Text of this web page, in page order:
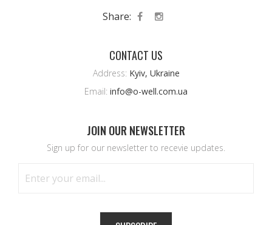
Share:
CONTACT US
Address: Kyiv, Ukraine
Email: info@o-well.com.ua
JOIN OUR NEWSLETTER
Sign up for our newsletter to recevie updates.